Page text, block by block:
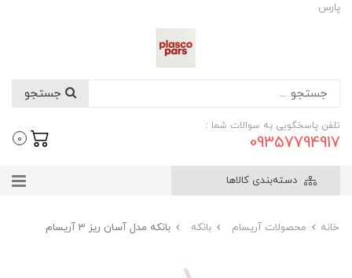
پارس
تلفن پاسخگویی به سوالات شما :
09357794917
0
دسته‌بندی کالاها
خانه محصولات آریسام بانکه بانکه مدل آسان ریز 3 آریسام